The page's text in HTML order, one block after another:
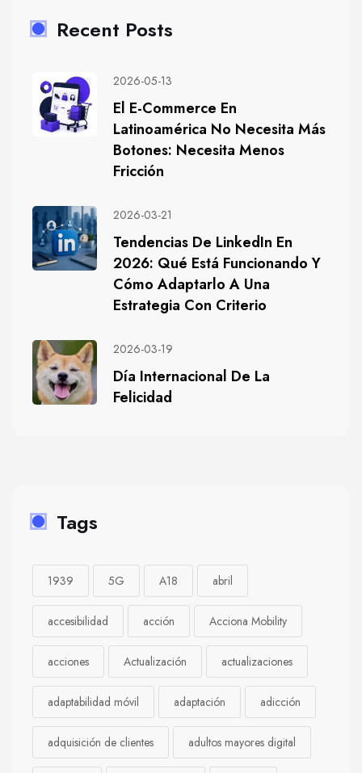
Recent Posts
2026-05-13
El E-Commerce En
Latinoamérica No Necesita Más
Botones: Necesita Menos
Fricción
2026-03-21
Tendencias De LinkedIn En
2026: Qué Está Funcionando Y
Cómo Adaptarlo A Una
Estrategia Con Criterio
2026-03-19
Día Internacional De La
Felicidad
Tags
1939 5G A18 abril
accesibilidad acción Acciona Mobility
acciones Actualización actualizaciones
adaptabilidad móvil adaptación adicción
adquisición de clientes adultos mayores digital